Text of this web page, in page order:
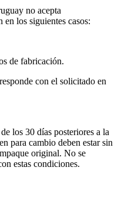
no acepta
en los siguientes casos:
de fabricación.
con el solicitado en
los 30 días posteriores a la
para cambio deben estar sin
original. No se
estas condiciones.